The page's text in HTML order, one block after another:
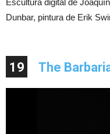
Escultura digital de
Dunbar, pintura de Erik
19 The